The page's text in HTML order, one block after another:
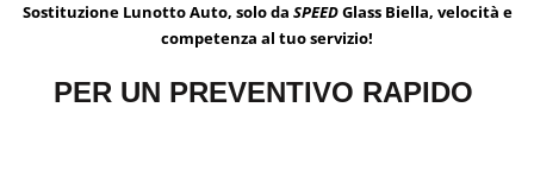
Sostituzione Lunotto Auto, solo da SPEEDGlass Biella, velocità e
competenza al tuo servizio!
PER UN PREVENTIVO RAPIDO